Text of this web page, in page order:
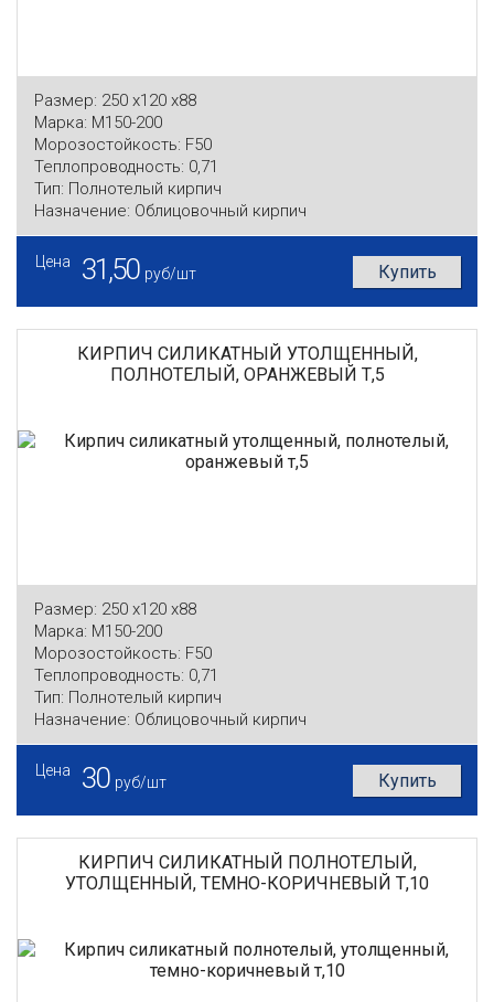
Размер: 250 x120 x88
Марка: М150-200
Морозостойкость: F50
Теплопроводность: 0,71
Тип: Полнотелый кирпич
Назначение: Облицовочный кирпич
Цена 31,50 руб/шт Купить
КИРПИЧ СИЛИКАТНЫЙ УТОЛЩЕННЫЙ,
ПОЛНОТЕЛЫЙ, ОРАНЖЕВЫЙ Т,5
Размер: 250 x120 x88
Марка: М150-200
Морозостойкость: F50
Теплопроводность: 0,71
Тип: Полнотелый кирпич
Назначение: Облицовочный кирпич
Цена 30 руб/шт Купить
КИРПИЧ СИЛИКАТНЫЙ ПОЛНОТЕЛЫЙ,
УТОЛЩЕННЫЙ, ТЕМНО-КОРИЧНЕВЫЙ Т,10